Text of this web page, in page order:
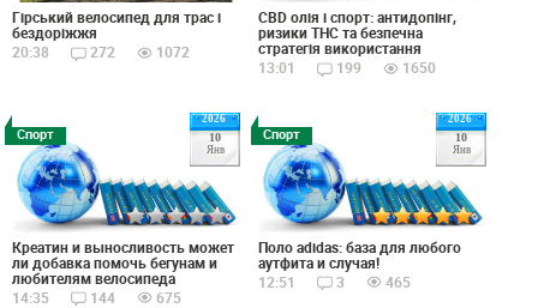
Гірський велосипед для трас і
бездоріжжя
20:38
272 1072
CBD олія і спорт: антидопінг,
ризики THC та безпечна
стратегія використання
13:01
199 1650
2026
10
Янв
Спорт
Креатин и выносливость может
ли добавка помочь бегунам и
любителям велосипеда
14:35
144 675
2026
10
Янв
Спорт
Поло adidas: база для любого
аутфита и случая!
12:51
3 465